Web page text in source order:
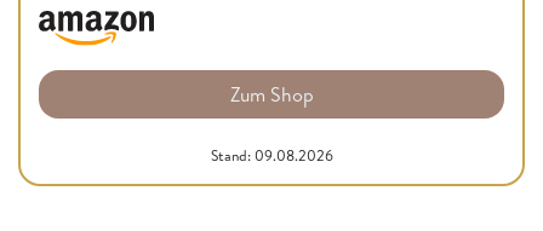
Zum Shop
Stand: 09.08.2026